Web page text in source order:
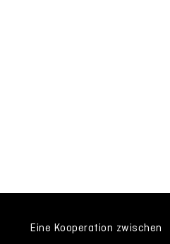
Eine Kooperation zwischen